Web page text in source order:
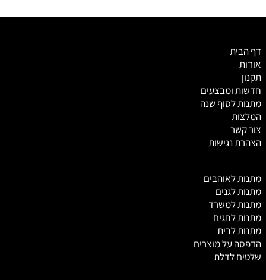
דף הבית
אודות
תקנון
חדשות ומבצעים
מתנות לסוף שנה
המלצות
צור קשר
הצהרת נגישות
מתנות לאוהבים
מתנות לגנים
מתנות למשרד
מתנות לחגים
מתנות לבית
הדפסה על מוצרים
שלטים לדלת